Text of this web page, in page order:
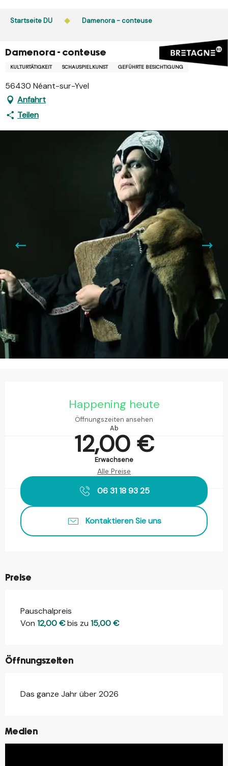
Startseite DU Damenora - conteuse
Damenora - conteuse
KULTURTÄTIGKEIT SCHAUSPIELKUNST GEFÜHRTE BESICHTIGUNG
56430 Néant-sur-Yvel
Anfahrt
Teilen
Happening heute
Öffnungszeiten ansehen
Ab
12,00 €
Erwachsene
Alle Preise
06 31 18 93 25
Kontaktieren Sie uns
Preise
Preise 2026
Pauschalpreis
Von 12,00 €bis zu 15,00 €
Öffnungszeiten
Das ganze Jahr über 2026
Medien